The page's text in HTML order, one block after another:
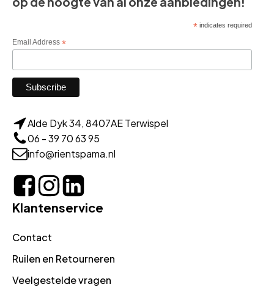
*indicates required
Email Address *
Alde Dyk 34, 8407AE Terwispel
06 - 39 70 63 95
info@rientspama.nl
Klantenservice
Contact
Ruilen en Retourneren
Veelgestelde vragen